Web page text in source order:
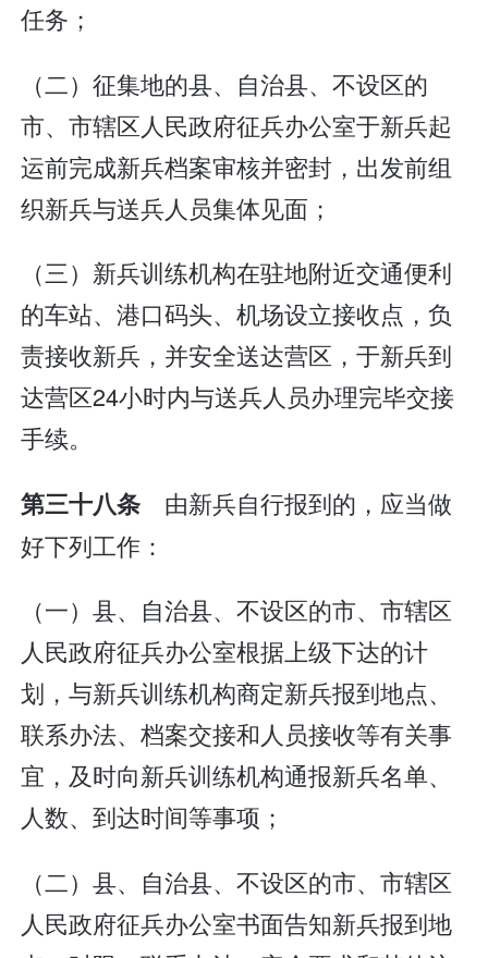
任务；
（二）征集地的县、自治县、不设区的
市、市辖区人民政府征兵办公室于新兵起
运前完成新兵档案审核并密封，出发前组
织新兵与送兵人员集体见面；
（三）新兵训练机构在驻地附近交通便利
的车站、港口码头、机场设立接收点，负
责接收新兵，并安全送达营区，于新兵到
达营区24小时内与送兵人员办理完毕交接
手续。
第三十八条 由新兵自行报到的，应当做
好下列工作：
（一）县、自治县、不设区的市、市辖区
人民政府征兵办公室根据上级下达的计
划，与新兵训练机构商定新兵报到地点、
联系办法、档案交接和人员接收等有关事
宜，及时向新兵训练机构通报新兵名单、
人数、到达时间等事项；
（二）县、自治县、不设区的市、市辖区
人民政府征兵办公室书面告知新兵报到地